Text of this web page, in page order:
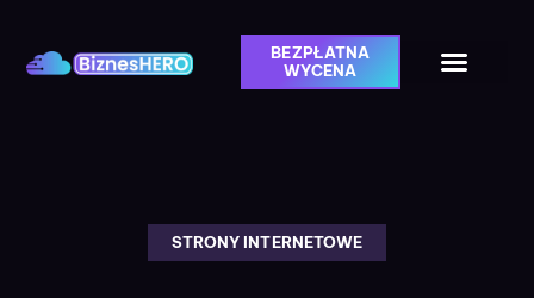
BEZPŁATNA
WYCENA
STRONY INTERNETOWE